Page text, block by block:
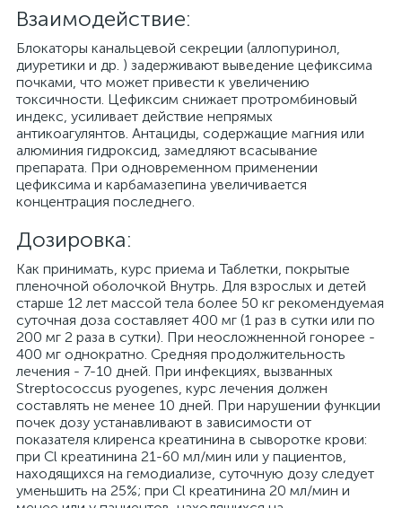
Взаимодействие:
Блокаторы канальцевой секреции (аллопуринол,
диуретики и др. ) задерживают выведение цефиксима
почками, что может привести к увеличению
токсичности. Цефиксим снижает протромбиновый
индекс, усиливает действие непрямых
антикоагулянтов. Антациды, содержащие магния или
алюминия гидроксид, замедляют всасывание
препарата. При одновременном применении
цефиксима и карбамазепина увеличивается
концентрация последнего.
Дозировка:
Как принимать, курс приема и Таблетки, покрытые
пленочной оболочкой Внутрь. Для взрослых и детей
старше 12 лет массой тела более 50 кг рекомендуемая
суточная доза составляет 400 мг (1 раз в сутки или по
200 мг 2 раза в сутки). При неосложненной гонорее -
400 мг однократно. Средняя продолжительность
лечения - 7-10 дней. При инфекциях, вызванных
Streptococcus pyogenes, курс лечения должен
составлять не менее 10 дней. При нарушении функции
почек дозу устанавливают в зависимости от
показателя клиренса креатинина в сыворотке крови:
при Cl креатинина 21-60 мл/мин или у пациентов,
находящихся на гемодиализе, суточную дозу следует
уменьшить на 25%; при Cl креатинина 20 мл/мин и